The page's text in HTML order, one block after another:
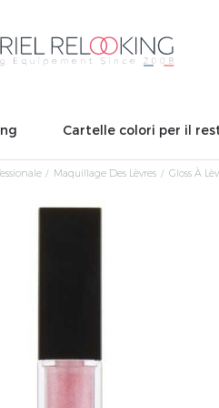
Cartelle colori per il
Maquillage Des Lèvres Gloss À